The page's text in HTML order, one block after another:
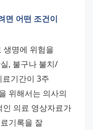
면 어떤 조건이
생명에 위험을
, 불구나 불치/
기간이 3주
위해서는 의사의
인 의료 영상자료가
기록을 잘